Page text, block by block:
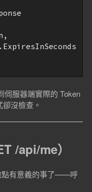
伺服器端實際的 Token
沒檢查。
/api/me）
點有意義的事了——呼